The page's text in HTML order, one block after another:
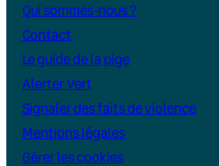
Qui sommes-nous ?
Contact
Le guide de la pige
Alerter Vert
Signaler des faits de violence
Mentions légales
Gérer les cookies